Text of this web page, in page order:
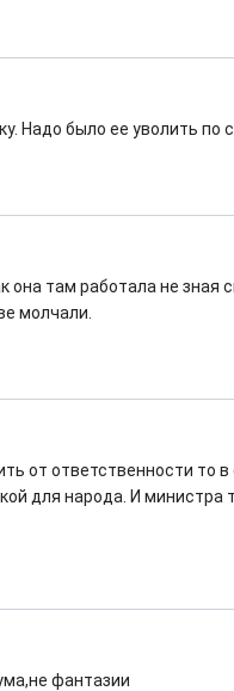
Надо было ее уволить по
она там работала не зная
молчали.
от ответственности то в
для народа. И министра
фантазии